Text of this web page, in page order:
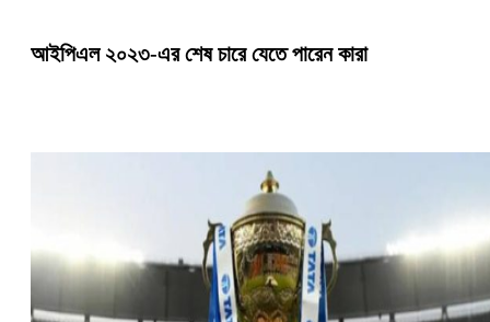
আইপিএল ২০২৩-এর শেষ চারে যেতে পারেন কারা